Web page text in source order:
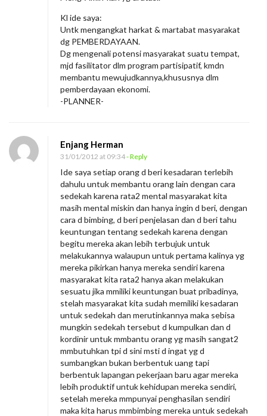
Kl ide saya:
Untk mengangkat harkat & martabat masyarakat
dg PEMBERDAYAAN.
Dg mengenali potensi masyarakat suatu tempat,
mjd fasilitator dlm program partisipatif, kmdn
membantu mewujudkannya,khususnya dlm
pemberdayaan ekonomi.
-PLANNER-
Enjang Herman
31/01/2012 at 09:34- Reply
Ide saya setiap orang d beri kesadaran terlebih
dahulu untuk membantu orang lain dengan cara
sedekah karena rata2 mental masyarakat kita
masih mental miskin dan hanya ingin d beri, dengan
cara d bimbing, d beri penjelasan dan d beri tahu
keuntungan tentang sedekah karena dengan
begitu mereka akan lebih terbujuk untuk
melakukannya walaupun untuk pertama kalinya yg
mereka pikirkan hanya mereka sendiri karena
masyarakat kita rata2 hanya akan melakukan
sesuatu jika mmiliki keuntungan buat pribadinya,
stelah masyarakat kita sudah memiliki kesadaran
untuk sedekah dan merutinkannya maka sebisa
mungkin sedekah tersebut d kumpulkan dan d
kordinir untuk mmbantu orang yg masih sangat2
mmbutuhkan tpi d sini msti d ingat yg d
sumbangkan bukan berbentuk uang tapi
berbentuk lapangan pekerjaan baru agar mereka
lebih produktif untuk kehidupan mereka sendiri,
setelah mereka mmpunyai penghasilan sendiri
maka kita harus mmbimbing mereka untuk sedekah